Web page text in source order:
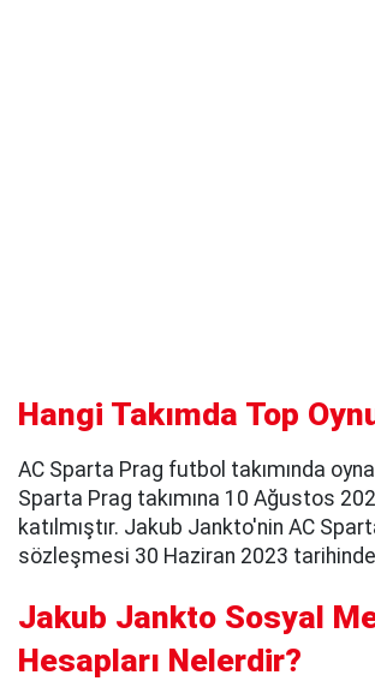
Hangi Takımda Top
AC Sparta Prag futbol takımında
Sparta Prag takımına 10 Ağustos
katılmıştır. Jakub Jankto'nin AC
sözleşmesi 30 Haziran 2023
Jakub Jankto Sosyal
Hesapları Nelerdir?